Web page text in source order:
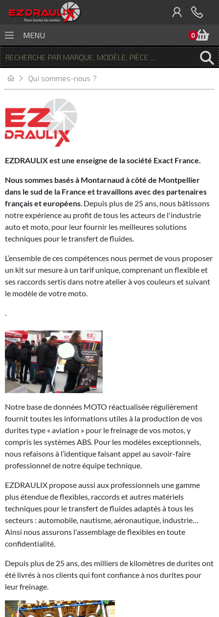
0
MENU
Qui sommes-nous ?
EZDRAULIX est une enseigne de la société Exact France.
Nous sommes basés à Montarnaud à côté de Montpellier
dans le sud de la France et travaillons avec des partenaires
français et européens . Depuis plus de 25 ans, nous bâtissons
notre expérience au profit de tous les acteurs de l'industrie
auto et moto, pour leur fournir les meilleures solutions
techniques pour le transfert de fluides.
L’ensemble de ces compétences nous permet de vous proposer
un kit sur mesure à un tarif unique, comprenant un flexible et
ses raccords sertis dans notre atelier à vos couleurs et suivant
le modèle de votre moto.
Notre base de données MOTO réactualisée régulièrement
fournit toutes les informations utiles à la production de vos
durites type « aviation » pour le freinage de vos motos, y
compris les systèmes ABS. Pour les modèles exceptionnels,
nous refaisons à l’identique faisant appel au savoir-faire
professionnel de notre équipe technique.
EZDRAULIX propose aussi aux professionnels une gamme
plus étendue de flexibles, raccords et autres matériels
techniques pour le transfert de fluides adaptés à tous les
secteurs : automobile, nautisme, aéronautique, industrie…
Ainsi nous assurons l'assemblage de flexibles en toute
confidentialité.
Depuis plus de 25 ans, des milliers de kilomètres de durites ont
été livrés à nos clients qui font confiance à nos durites pour
leur freinage.